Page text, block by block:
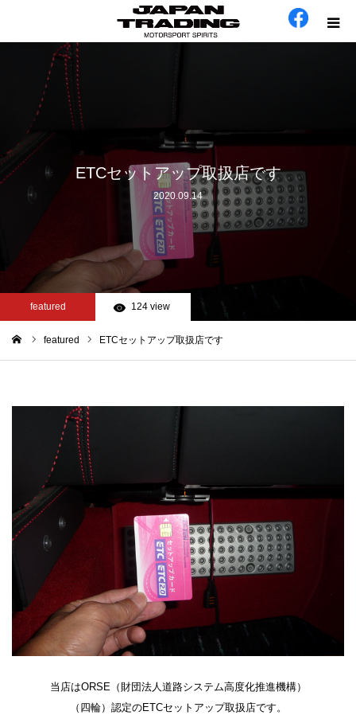
ETCセットアップ取扱店です
2020.09.14
featured 124 view
featured ETCセットアップ取扱店です
当店はORSE（財団法人道路システム高度化推進機構）
（四輪）認定のETCセットアップ取扱店です。
ホーム
在庫車
会社概要
工場日誌
お問い合わせ